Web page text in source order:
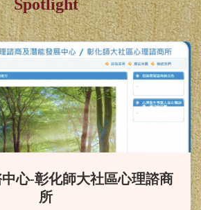
灣人文及社會科學期
刊收錄」之 社會科
TSSCI）。
徐西森教授榮獲113年
。
並於2024/11/23在總
Spotlight
心-彰化師大社區心理諮商
所